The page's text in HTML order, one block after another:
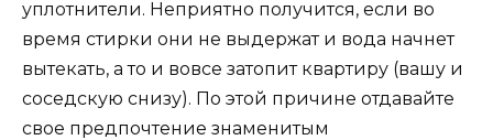
уплотнители. Неприятно получится, если во
время стирки они не выдержат и вода начнет
вытекать, а то и вовсе затопит квартиру (вашу и
соседскую снизу). По этой причине отдавайте
свое предпочтение знаменитым